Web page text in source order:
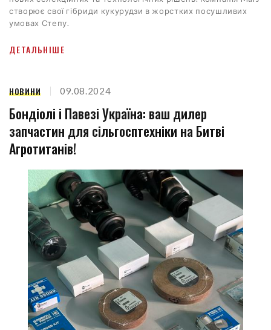
створює свої гібриди кукурудзи в жорстких посушливих
умовах Степу.
ДЕТАЛЬНІШЕ
НОВИНИ 09.08.2024
Бондіолі і Павезі Україна: ваш дилер
запчастин для сільгосптехніки на Битві
Агротитанів!